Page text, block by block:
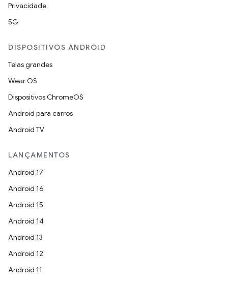
Privacidade
5G
DISPOSITIVOS ANDROID
Telas grandes
Wear OS
Dispositivos ChromeOS
Android para carros
Android TV
LANÇAMENTOS
Android 17
Android 16
Android 15
Android 14
Android 13
Android 12
Android 11